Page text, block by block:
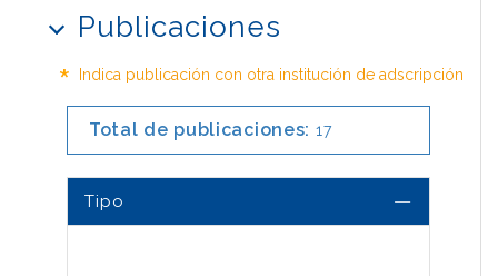
Publicaciones
* Indica publicación con otra institución de adscripción
Total de publicaciones: 17
Tipo